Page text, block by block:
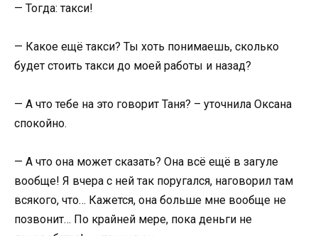
— Тогда: такси!
— Какое ещё такси? Ты хоть понимаешь, сколько
будет стоить такси до моей работы и назад?
— А что тебе на это говорит Таня? – уточнила Оксана
спокойно.
— А что она может сказать? Она всё ещё в загуле
вообще! Я вчера с ней так поругался, наговорил там
всякого, что… Кажется, она больше мне вообще не
позвонит… По крайней мере, пока деньги не